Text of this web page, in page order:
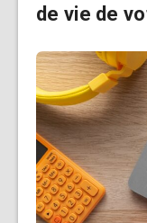
de vie de